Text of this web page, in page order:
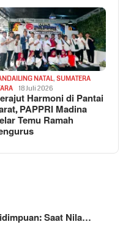
NATAL, SUMATERA
18 Juli 2026
Harmoni di Pantai
PAPPRI Madina
Temu Ramah
Saat Nila…